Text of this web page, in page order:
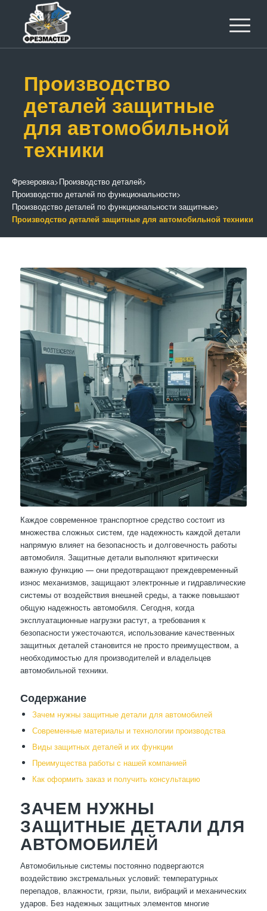
Производство
деталей защитные
для автомобильной
техники
Фрезеровка>Производство деталей>
Производство деталей по функциональности>
Производство деталей по функциональности защитные>
Производство деталей защитные для автомобильной техники
Каждое современное транспортное средство состоит из
множества сложных систем, где надежность каждой детали
напрямую влияет на безопасность и долговечность работы
автомобиля. Защитные детали выполняют критически
важную функцию — они предотвращают преждевременный
износ механизмов, защищают электронные и гидравлические
системы от воздействия внешней среды, а также повышают
общую надежность автомобиля. Сегодня, когда
эксплуатационные нагрузки растут, а требования к
безопасности ужесточаются, использование качественных
защитных деталей становится не просто преимуществом, а
необходимостью для производителей и владельцев
автомобильной техники.
Содержание
Зачем нужны защитные детали для автомобилей
Современные материалы и технологии производства
Виды защитных деталей и их функции
Преимущества работы с нашей компанией
Как оформить заказ и получить консультацию
ЗАЧЕМ НУЖНЫ
ЗАЩИТНЫЕ ДЕТАЛИ ДЛЯ
АВТОМОБИЛЕЙ
Автомобильные системы постоянно подвергаются
воздействию экстремальных условий: температурных
перепадов, влажности, грязи, пыли, вибраций и механических
ударов. Без надежных защитных элементов многие